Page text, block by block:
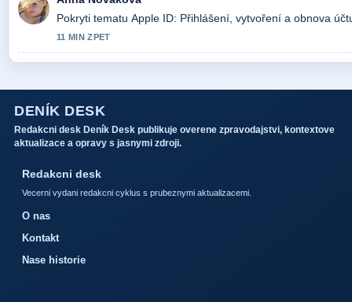
Pokryti tematu Apple ID: Přihlášení, vytvoření a obnova
11 MIN ZPET
DENÍK DESK
Redakcni desk Deník Desk publikuje overene zpravodajstvi, kontextove
aktualizace a opravy s jasnymi zdroji.
Redakcni desk
Vecerni vydani redakcni cyklus s prubeznymi aktualizacemi.
O nas
Kontakt
Nase historie